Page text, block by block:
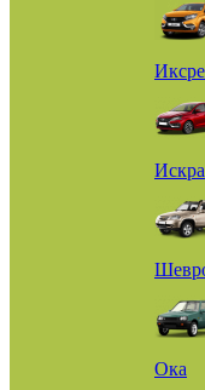
Искра
Ока